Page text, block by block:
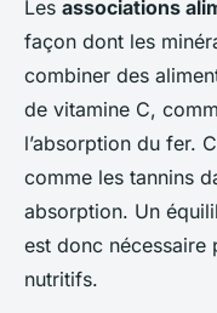
Les associations
façon dont les
combiner des
de vitamine C,
l’absorption du fer.
comme les tannins
absorption. Un
est donc nécessaire
nutritifs.